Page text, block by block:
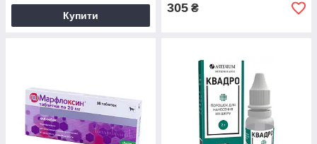
Купити
305 ₴